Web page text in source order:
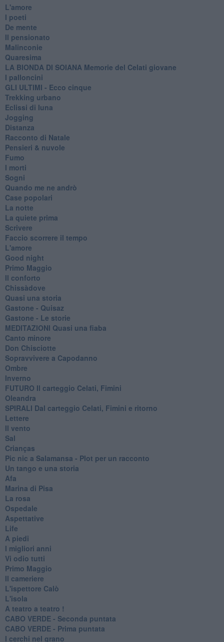
L'amore
I poeti
De mente
Il pensionato
Malinconie
Quaresima
LA BIONDA DI SOIANA Memorie del Celati giovane
I palloncini
GLI ULTIMI - Ecco cinque
Trekking urbano
Eclissi di luna
Jogging
Distanza
Racconto di Natale
Pensieri & nuvole
Fumo
I morti
Sogni
Quando me ne andrò
Case popolari
La notte
La quiete prima
Scrivere
Faccio scorrere il tempo
L'amore
Good night
Primo Maggio
Il conforto
Chissàdove
Quasi una storia
Gastone - Quisaz
Gastone - Le storie
MEDITAZIONI Quasi una fiaba
Canto minore
Don Chisciotte
Sopravvivere a Capodanno
Ombre
Inverno
FUTURO Il carteggio Celati, Fimini
Oleandra
SPIRALI Dal carteggio Celati, Fimini e ritorno
Lettere
Il vento
Sal
Crianças
Pic nic a Salamansa - Plot per un racconto
Un tango e una storia
Afa
Marina di Pisa
La rosa
Ospedale
Aspettative
Life
A piedi
I migliori anni
Vi odio tutti
Primo Maggio
Il cameriere
L'ispettore Calò
L'isola
A teatro a teatro !
CABO VERDE - Seconda puntata
CABO VERDE - Prima puntata
I cerchi nel grano